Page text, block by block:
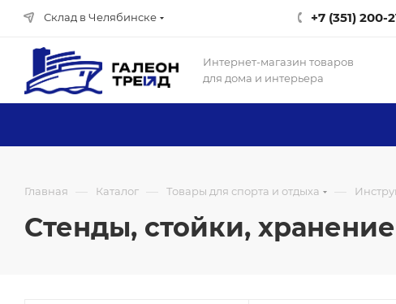
Склад в Челябинске +7 (351) 200-
Интернет-магазин товаров
для дома и интерьера
Главная — Каталог — Товары для спорта и отдыха —
Стенды, стойки,